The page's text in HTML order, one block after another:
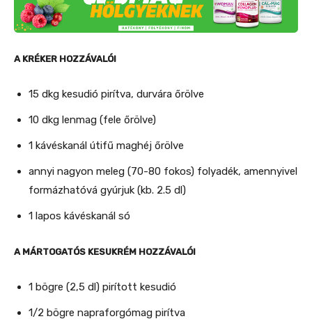
A KRÉKER HOZZÁVALÓI
15 dkg kesudió pirítva, durvára őrölve
10 dkg lenmag (fele őrölve)
1 kávéskanál útifű maghéj őrölve
annyi nagyon meleg (70-80 fokos) folyadék, amennyivel
formázhatóvá gyúrjuk (kb. 2.5 dl)
1 lapos kávéskanál só
A MÁRTOGATÓS KESUKRÉM HOZZÁVALÓI
1 bögre (2,5 dl) pirított kesudió
1/2 bögre napraforgómag pirítva